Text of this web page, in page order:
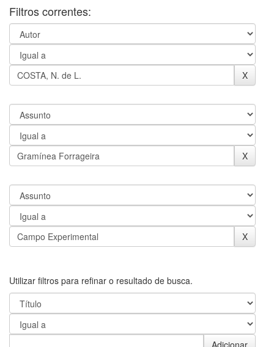
Filtros correntes:
Utilizar filtros para refinar o resultado de busca.